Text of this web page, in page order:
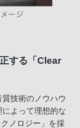
する「Clear
技術のノウハウ
よって理想的な
ノロジー」を採